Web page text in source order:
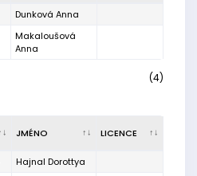
Dunková Anna
Makaloušová
Anna
(4)
JMÉNO LICENCE
Hajnal Dorottya